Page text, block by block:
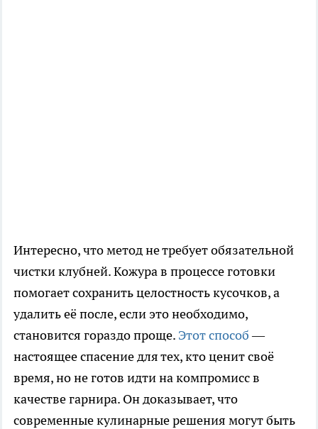
Интересно, что метод не требует обязательной
чистки клубней. Кожура в процессе готовки
помогает сохранить целостность кусочков, а
удалить её после, если это необходимо,
становится гораздо проще. Этот способ—
настоящее спасение для тех, кто ценит своё
время, но не готов идти на компромисс в
качестве гарнира. Он доказывает, что
современные кулинарные решения могут быть